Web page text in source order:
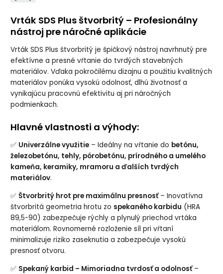
Vrták SDS Plus štvorbritý – Profesionálny
nástroj pre náročné aplikácie
Vrták SDS Plus štvorbritý je špičkový nástroj navrhnutý pre
efektívne a presné vŕtanie do tvrdých stavebných
materiálov. Vďaka pokročilému dizajnu a použitiu kvalitných
materiálov ponúka vysokú odolnosť, dlhú životnosť a
vynikajúcu pracovnú efektivitu aj pri náročných
podmienkach.
Hlavné vlastnosti a výhody:
✅ Univerzálne využitie – Ideálny na vŕtanie do betónu,
železobetónu, tehly, pórobetónu, prírodného a umelého
kameňa, keramiky, mramoru a ďalších tvrdých
materiálov.
✅Štvorbritý hrot pre maximálnu presnosť– Inovatívna
štvorbritá geometria hrotu zo spekaného karbidu (HRA
89,5-90) zabezpečuje rýchly a plynulý priechod vrtáka
materiálom. Rovnomerné rozloženie síl pri vŕtaní
minimalizuje riziko zaseknutia a zabezpečuje vysokú
presnosť otvoru.
✅ Spekaný karbid – Mimoriadna tvrdosť a odolnosť–